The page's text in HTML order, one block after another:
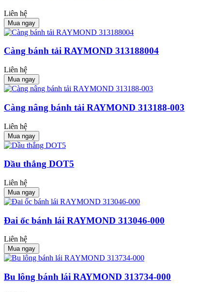
Liên hệ
Mua ngay
Càng bánh tải RAYMOND 313188004
Liên hệ
Mua ngay
Càng nâng bánh tải RAYMOND 313188-003
Liên hệ
Mua ngay
Dầu thắng DOT5
Liên hệ
Mua ngay
Đai ốc bánh lái RAYMOND 313046-000
Liên hệ
Mua ngay
Bu lông bánh lái RAYMOND 313734-000